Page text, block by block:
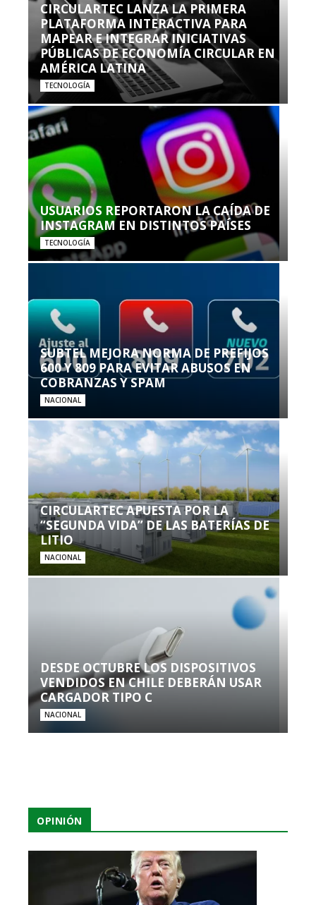
CIRCULARTEC LANZA LA PRIMERA
PLATAFORMA INTERACTIVA PARA
MAPEAR E INTEGRAR INICIATIVAS
PÚBLICAS DE ECONOMÍA CIRCULAR EN
AMÉRICA LATINA
TECNOLOGÍA
USUARIOS REPORTARON LA CAÍDA DE
INSTAGRAM EN DISTINTOS PAÍSES
TECNOLOGÍA
SUBTEL MEJORA NORMA DE PREFIJOS
600 Y 809 PARA EVITAR ABUSOS EN
COBRANZAS Y SPAM
NACIONAL
CIRCULARTEC APUESTA POR LA
“SEGUNDA VIDA” DE LAS BATERÍAS DE
LITIO
NACIONAL
DESDE OCTUBRE LOS DISPOSITIVOS
VENDIDOS EN CHILE DEBERÁN USAR
CARGADOR TIPO C
NACIONAL
OPINIÓN